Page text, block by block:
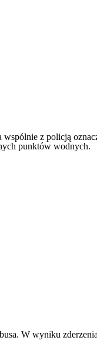
z policją
punktów wodnych.
W wyniku